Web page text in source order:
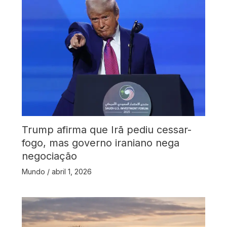
Trump afirma que Irã pediu cessar-
fogo, mas governo iraniano nega
negociação
Mundo / abril 1, 2026